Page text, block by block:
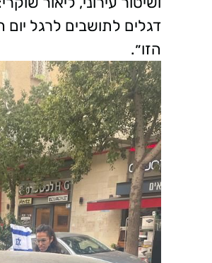
דגלים לתושבים לרגל
הזו״.